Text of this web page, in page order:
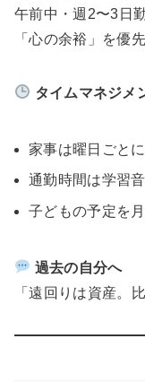
午前中・週2〜3日
「心の余裕」を優
タイムマネジメ
家事は曜日ごと
通勤時間は学習
子どもの予定を
過去の自分へ
「遠回りは資産。